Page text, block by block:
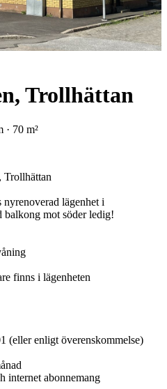
Trollhättan
· 70 m²
Trollhättan
lägenhet i
balkong mot söder ledig!
finns i lägenheten
(eller enligt överenskommelse)
internet abonnemang